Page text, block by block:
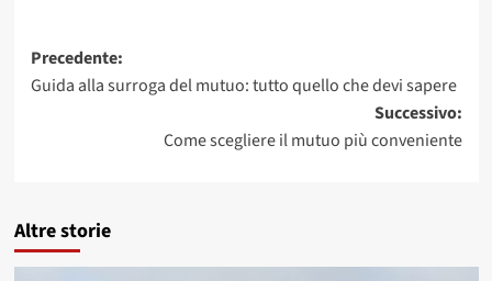
Navigazione
articolo
Precedente:
Guida alla surroga del mutuo: tutto quello che devi sapere
Successivo:
Come scegliere il mutuo più conveniente
Altre storie